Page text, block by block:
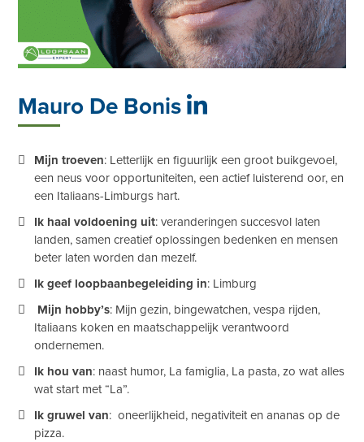
Mauro De Bonis
Mijn troeven: Letterlijk en figuurlijk een groot buikgevoel,
een neus voor opportuniteiten, een actief luisterend oor, en
een Italiaans-Limburgs hart.
Ik haal voldoening uit: veranderingen succesvol laten
landen, samen creatief oplossingen bedenken en mensen
beter laten worden dan mezelf.
Ik geef loopbaanbegeleiding in: Limburg
Mijn hobby’s: Mijn gezin, bingewatchen, vespa rijden,
Italiaans koken en maatschappelijk verantwoord
ondernemen.
Ik hou van: naast humor, La famiglia, La pasta, zo wat alles
wat start met “La”.
Ik gruwel van: oneerlijkheid, negativiteit en ananas op de
pizza.